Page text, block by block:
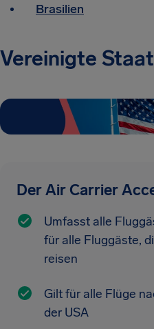
Brasilien
Vereinigte
Der Air Carrier
Umfasst alle
für alle Fluggäste,
reisen
Gilt für alle Flüge
der USA